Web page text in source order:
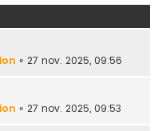
« 27 nov. 2025, 09:56
« 27 nov. 2025, 09:53